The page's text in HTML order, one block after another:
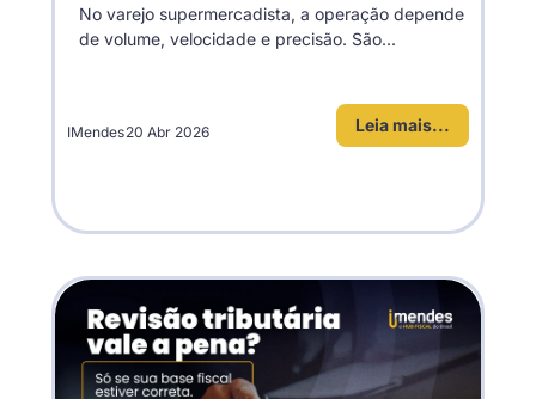
No varejo supermercadista, a operação depende
de volume, velocidade e precisão. São...
Leia mais...
IMendes20 Abr 2026